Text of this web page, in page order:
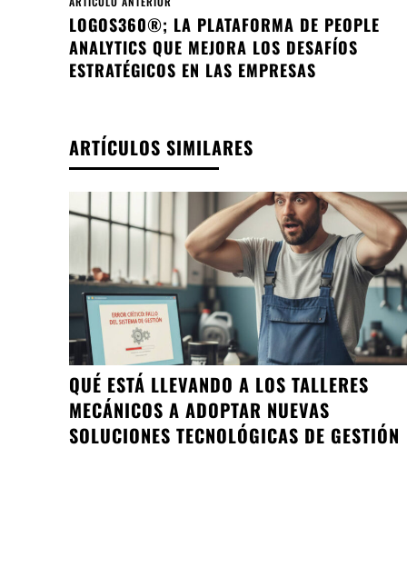
LOGOS360®; LA PLATAFORMA DE PEOPLE
ANALYTICS QUE MEJORA LOS DESAFÍOS
ESTRATÉGICOS EN LAS EMPRESAS
ARTÍCULOS SIMILARES
QUÉ ESTÁ LLEVANDO A LOS TALLERES
MECÁNICOS A ADOPTAR NUEVAS
SOLUCIONES TECNOLÓGICAS DE GESTIÓN